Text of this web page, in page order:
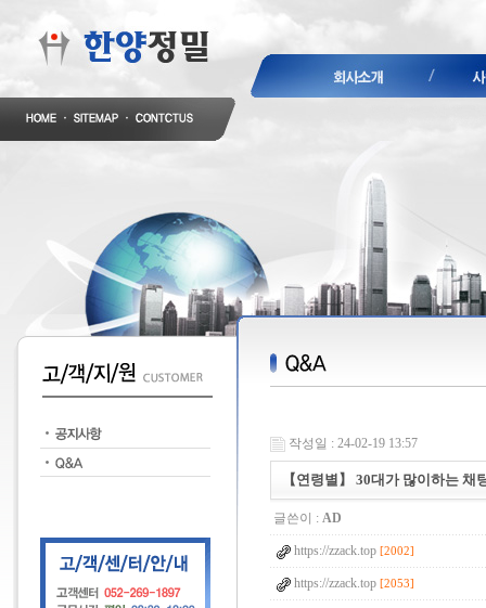
작성일 : 24-02-19 13:57
【연령별】 30대가 많이하는
글쓴이 : AD
https://zzack.top [2002]
https://zzack.top [2053]